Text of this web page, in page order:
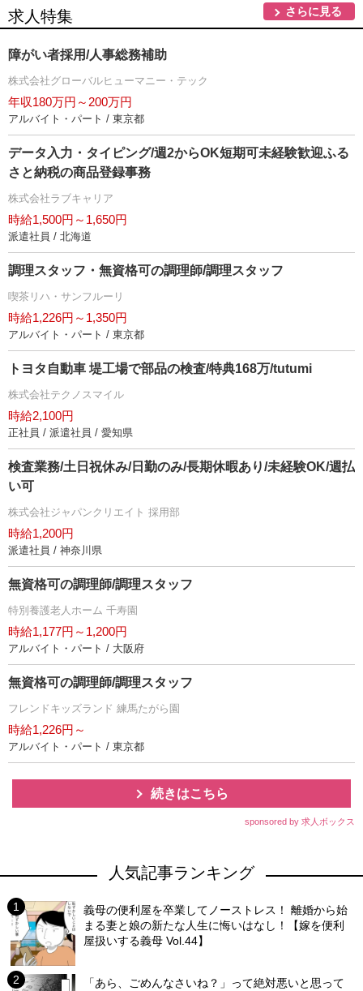
求人特集 さらに見る
障がい者採用/人事総務補助
株式会社グローバルヒューマニー・テック
年収180万円～200万円
アルバイト・パート / 東京都
データ入力・タイピング/週2からOK短期可未経験歓迎ふる
さと納税の商品登録事務
株式会社ラブキャリア
時給1,500円～1,650円
派遣社員 / 北海道
調理スタッフ・無資格可の調理師/調理スタッフ
喫茶リハ・サンフルーリ
時給1,226円～1,350円
アルバイト・パート / 東京都
トヨタ自動車 堤工場で部品の検査/特典168万/tutumi
株式会社テクノスマイル
時給2,100円
正社員 / 派遣社員 / 愛知県
検査業務/土日祝休み/日勤のみ/長期休暇あり/未経験OK/週払
い可
株式会社ジャパンクリエイト 採用部
時給1,200円
派遣社員 / 神奈川県
無資格可の調理師/調理スタッフ
特別養護老人ホーム 千寿園
時給1,177円～1,200円
アルバイト・パート / 大阪府
無資格可の調理師/調理スタッフ
フレンドキッズランド 練馬たがら園
時給1,226円～
アルバイト・パート / 東京都
続きはこちら
sponsored by 求人ボックス
人気記事ランキング
義母の便利屋を卒業してノーストレス！ 離婚から始
まる妻と娘の新たな人生に悔いはなし！【嫁を便利
屋扱いする義母 Vol.44】
「あら、ごめんなさいね？」って絶対悪いと思って